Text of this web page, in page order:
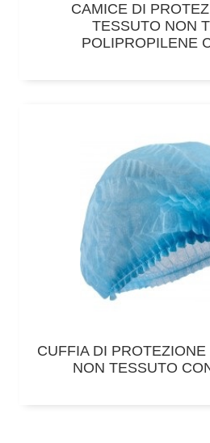
CAMICE DI
TESSUTO NON
POLIPROPILENE
CUFFIA DI
NON TESSUTO